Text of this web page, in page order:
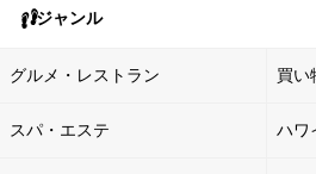
ジャンル
グルメ・レストラン 買い
スパ・エステ ハワ